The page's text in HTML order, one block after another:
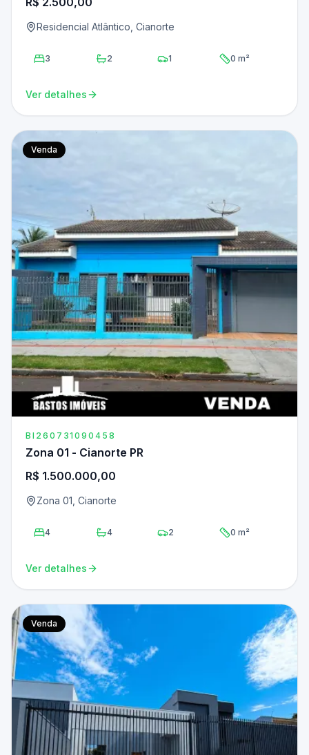
Residencial Atlântico, Cianorte
3 2 1 0 m²
Ver detalhes
Venda
BI260731090458
Zona 01 - Cianorte PR
R$ 1.500.000,00
Zona 01, Cianorte
4 4 2 0 m²
Ver detalhes
Venda